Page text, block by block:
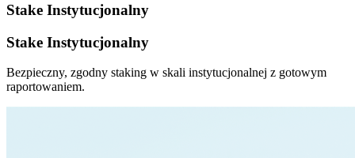
Stake Instytucjonalny
Stake Instytucjonalny
Bezpieczny, zgodny staking w skali instytucjonalnej z gotowym
raportowaniem.